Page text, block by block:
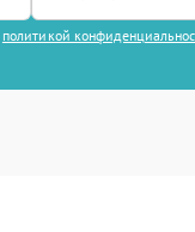
политикой